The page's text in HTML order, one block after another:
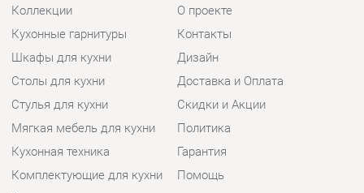
Кухонная техника
Комплектующие для кухни
Кухонная сантехника
Политика
Помощь
ГОРОДА
Весь мир
Екатеринбург
КОНТАКТЫ
Шоурум и склад самовывоза
Адрес: г.Екатеринбург,